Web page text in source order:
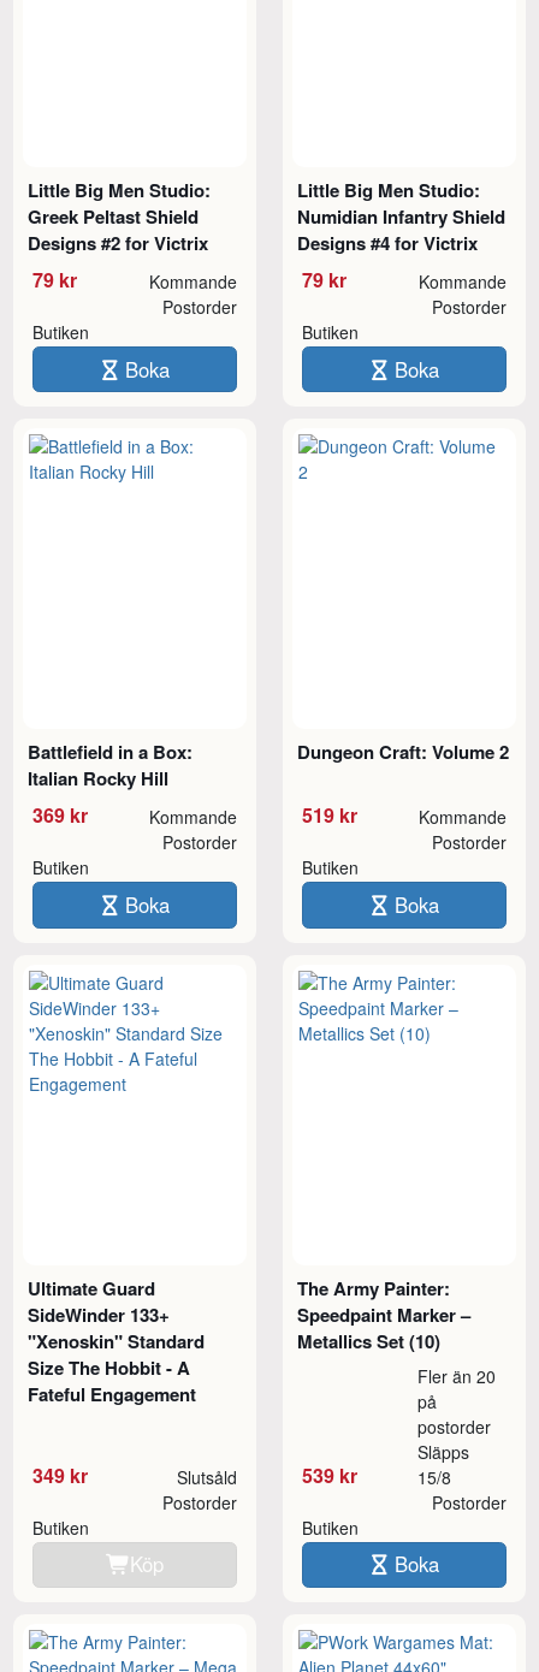
Little Big Men Studio:
Greek Peltast Shield
Designs #2 for Victrix
79 kr Kommande
Butiken
Postorder
Boka
Little Big Men Studio:
Numidian Infantry Shield
Designs #4 for Victrix
79 kr Kommande
Butiken
Postorder
Boka
Battlefield in a Box:
Italian Rocky Hill
369 kr Kommande
Butiken
Postorder
Boka
Dungeon Craft: Volume 2
519 kr Kommande
Butiken
Postorder
Boka
Ultimate Guard
SideWinder 133+
"Xenoskin" Standard
Size The Hobbit - A
Fateful Engagement
349 kr Slutsåld
Butiken
Postorder
Köp
The Army Painter:
Speedpaint Marker –
Metallics Set (10)
539 kr
Fler än 20
på
postorder
Släpps
15/8
Butiken
Postorder
Boka